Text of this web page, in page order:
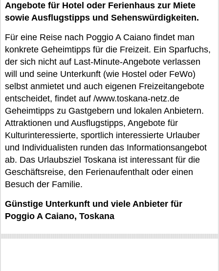
Angebote für Hotel oder Ferienhaus zur Miete
sowie Ausflugstipps und Sehenswürdigkeiten.
Für eine Reise nach Poggio A Caiano findet man
konkrete Geheimtipps für die Freizeit. Ein Sparfuchs,
der sich nicht auf Last-Minute-Angebote verlassen
will und seine Unterkunft (wie Hostel oder FeWo)
selbst anmietet und auch eigenen Freizeitangebote
entscheidet, findet auf /www.toskana-netz.de
Geheimtipps zu Gastgebern und lokalen Anbietern.
Attraktionen und Ausflugstipps, Angebote für
Kulturinteressierte, sportlich interessierte Urlauber
und Individualisten runden das Informationsangebot
ab. Das Urlaubsziel Toskana ist interessant für die
Geschäftsreise, den Ferienaufenthalt oder einen
Besuch der Familie.
Günstige Unterkunft und viele Anbieter für
Poggio A Caiano, Toskana